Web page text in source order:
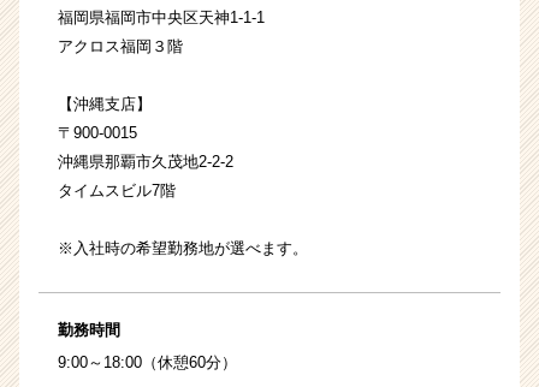
福岡県福岡市中央区天神1-1-1
アクロス福岡３階
【沖縄支店】
〒900-0015
沖縄県那覇市久茂地2-2-2
タイムスビル7階
※入社時の希望勤務地が選べます。
勤務時間
9:00～18:00（休憩60分）